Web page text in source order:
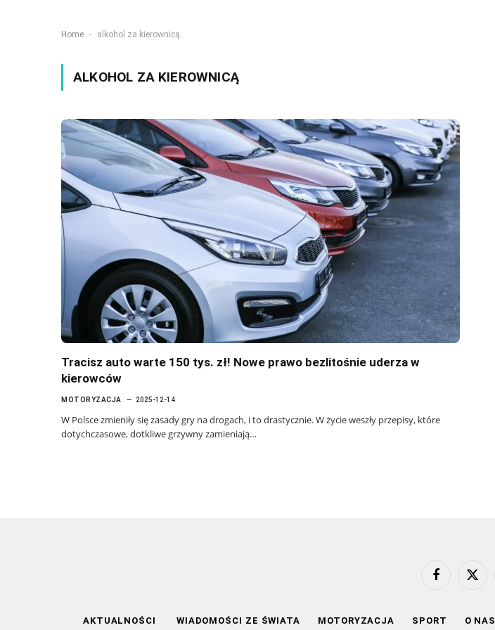
Home - alkohol za kierownicą
ALKOHOL ZA KIEROWNICĄ
Tracisz auto warte 150 tys. zł! Nowe prawo bezlitośnie uderza w
kierowców
MOTORYZACJA 2025-12-14
W Polsce zmieniły się zasady gry na drogach, i to drastycznie. W życie weszły przepisy, które
dotychczasowe, dotkliwe grzywny zamieniają…
FacebookX
AKTUALNOŚCI WIADOMOŚCI ZE ŚWIATA MOTORYZACJA SPORT O NAS